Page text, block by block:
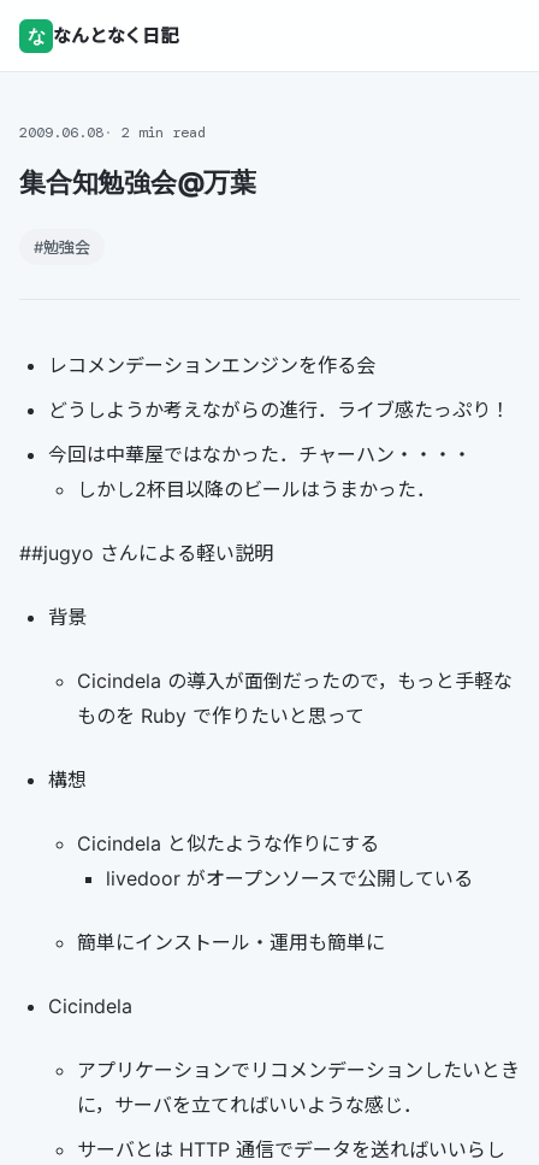
な なんとなく日記
2009.06.08 2 min read
集合知勉強会@万葉
#勉強会
レコメンデーションエンジンを作る会
どうしようか考えながらの進行．ライブ感たっぷり！
今回は中華屋ではなかった．チャーハン・・・・
しかし2杯目以降のビールはうまかった．
##jugyo さんによる軽い説明
背景
Cicindela の導入が面倒だったので，もっと手軽な
ものを Ruby で作りたいと思って
構想
Cicindela と似たような作りにする
livedoor がオープンソースで公開している
簡単にインストール・運用も簡単に
Cicindela
アプリケーションでリコメンデーションしたいとき
に，サーバを立てればいいような感じ．
サーバとは HTTP 通信でデータを送ればいいらし